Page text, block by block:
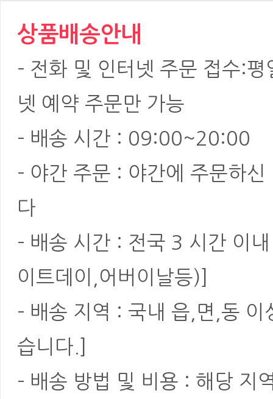
상품배송안내
- 전화 및 인터넷 주문 접수:
넷 예약 주문만 가능
- 배송 시간 : 09:00~20:00
- 야간 주문 : 야간에 주문하
다
- 배송 시간 : 전국 3 시간 이
이트데이,어버이날등)]
- 배송 지역 : 국내 읍,면,동
습니다.]
- 배송 방법 및 비용 : 해당 지